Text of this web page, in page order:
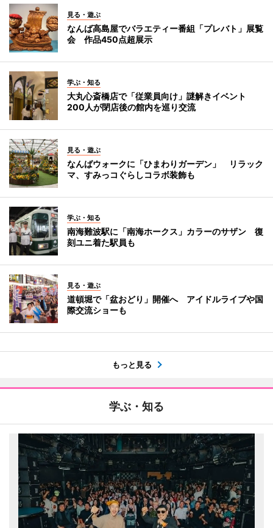
見る・遊ぶ
なんば高島屋でバラエティー番組「プレバト」展覧
会 作品450点超展示
学ぶ・知る
大丸心斎橋店で「従業員向け」謎解きイベント
200人が閉店後の館内を巡り交流
見る・遊ぶ
なんばウォークに「ひまわりガーデン」 リラック
マ、すみっコぐらしコラボ装飾も
学ぶ・知る
南海難波駅に「南海ホークス」カラーのサザン 復
刻ユニ着た駅員も
見る・遊ぶ
道頓堀で「盆おどり」開催へ アイドルライブや国
際交流ショーも
もっと見る
学ぶ・知る